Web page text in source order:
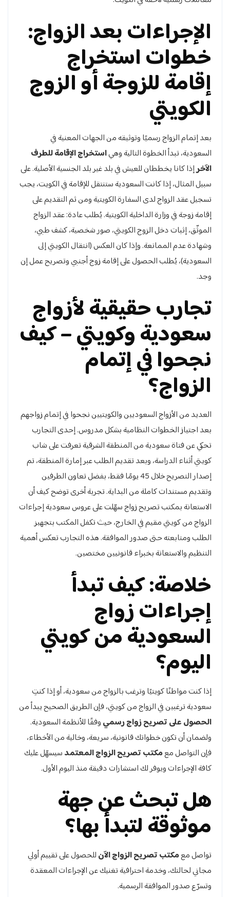
الإجراءات بعد الزواج:
خطوات استخراج
إقامة للزوجة أو الزوج
الكويتي
بعد إتمام الزواج رسميًا وتوثيقه من الجهات المعنية في
السعودية، تبدأ الخطوة التالية وهياستخراج الإقامة للطرف
الآخرإذا كانا يخططان للعيش في بلد غير بلد الجنسية الأصلية. على
سبيل المثال، إذا كانت السعودية ستنتقل للإقامة في الكويت، يجب
تسجيل عقد الزواج لدى السفارة الكويتية ومن ثم التقديم على
إقامة زوجة في وزارة الداخلية الكويتية. يُطلب عادة: عقد الزواج
الموثّق، إثبات دخل الزوج الكويتي، صور شخصية، كشف طبي،
وشهادة عدم الممانعة. وإذا كان العكس (انتقال الكويتي إلى
السعودية)، يُطلب الحصول على إقامة زوج أجنبي وتصريح عمل إن
وجد.
تجارب حقيقية لأزواج
سعودية وكويتي – كيف
نجحوا في إتمام
الزواج؟
العديد من الأزواج السعوديين والكويتيين نجحوا في إتمام زواجهم
بعد اجتياز الخطوات النظامية بشكل مدروس. إحدى التجارب
تحكي عن فتاة سعودية من المنطقة الشرقية تعرفت على شاب
كويتي أثناء الدراسة، وبعد تقديم الطلب عبر إمارة المنطقة، تم
إصدار التصريح خلال 45 يومًا فقط، بفضل تعاون الطرفين
وتقديم مستندات كاملة من البداية. تجربة أخرى توضح كيف أن
الاستعانة بمكتب تصريح زواج سهّلت على عروس سعودية إجراءات
الزواج من كويتي مقيم في الخارج، حيث تكفل المكتب بتجهيز
الطلب ومتابعته حتى صدور الموافقة. هذه التجارب تعكس أهمية
التنظيم والاستعانة بخبراء قانونيين مختصين.
خلاصة: كيف تبدأ
إجراءات زواج
السعودية من كويتي
اليوم؟
إذا كنت مواطنًا كويتيًا وترغب بالزواج من سعودية، أو إذا كنتِ
سعودية ترغبين في الزواج من كويتي، فإن الطريق الصحيح يبدأ من
الحصول على تصريح زواج رسميوفقًا للأنظمة السعودية.
ولضمان أن تكون خطواتك قانونية، سريعة، وخالية من الأخطاء،
فإن التواصل معمكتب تصريح الزواج المعتمدسيسهّل عليك
كافة الإجراءات ويوفر لك استشارات دقيقة منذ اليوم الأول.
هل تبحث عن جهة
موثوقة لتبدأ بها؟
تواصل معمكتب تصريح الزواج الآنللحصول على تقييم أولي
مجاني لحالتك، وخدمة احترافية تغنيك عن الإجراءات المعقدة
وتسرّع صدور الموافقة الرسمية.